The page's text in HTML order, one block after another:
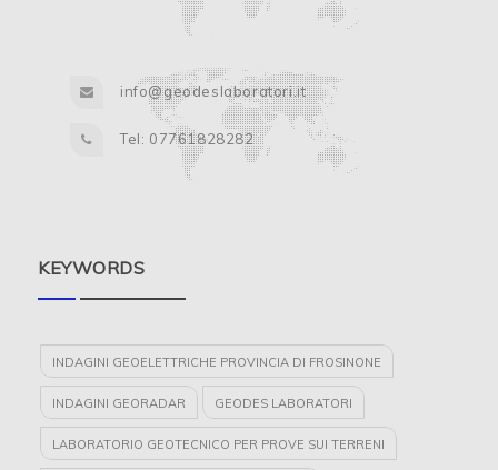
info@geodeslaboratori.it
Tel: 07761828282
KEYWORDS
INDAGINI GEOELETTRICHE PROVINCIA DI FROSINONE
INDAGINI GEORADAR GEODES LABORATORI
LABORATORIO GEOTECNICO PER PROVE SUI TERRENI